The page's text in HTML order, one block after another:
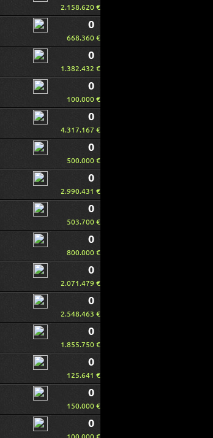
2.158.620 €
0
668.360 €
0
1.382.432 €
0
100.000 €
0
4.317.167 €
0
500.000 €
0
2.990.431 €
0
503.700 €
0
800.000 €
0
2.071.479 €
0
2.548.463 €
0
1.855.750 €
0
125.641 €
0
150.000 €
0